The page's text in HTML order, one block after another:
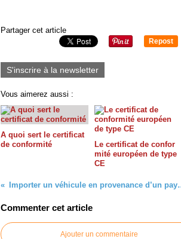
Partager cet article
Repost
S'inscrire à la newsletter
Vous aimerez aussi :
A quoi sert le certificat
de conformité
Le certificat de confor
mité européen de type
CE
Importer un
Commenter cet article
Ajouter un commentaire